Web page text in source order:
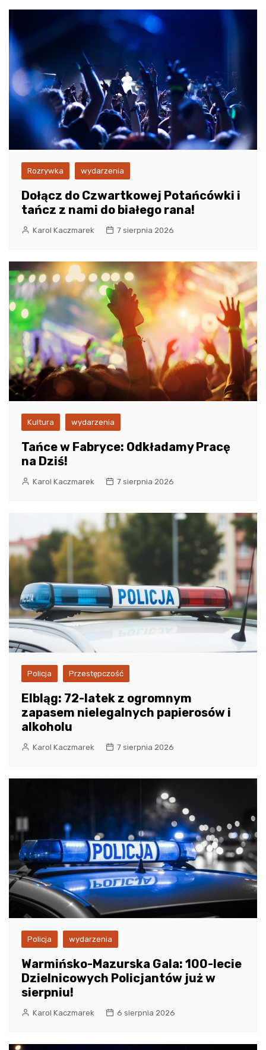
Rozrywka wydarzenia
Dołącz do Czwartkowej Potańcówki i
tańcz z nami do białego rana!
Karol Kaczmarek 7 sierpnia 2026
Kultura wydarzenia
Tańce w Fabryce: Odkładamy Pracę
na Dziś!
Karol Kaczmarek 7 sierpnia 2026
Policja Przestępczość
Elbląg: 72-latek z ogromnym
zapasem nielegalnych papierosów i
alkoholu
Karol Kaczmarek 7 sierpnia 2026
Policja wydarzenia
Warmińsko-Mazurska Gala: 100-lecie
Dzielnicowych Policjantów już w
sierpniu!
Karol Kaczmarek 6 sierpnia 2026